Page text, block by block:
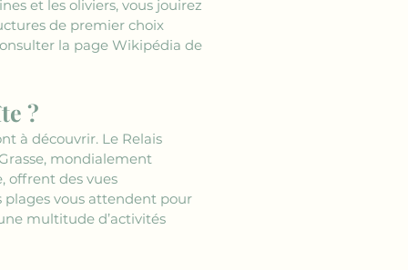
et les oliviers, vous jouirez
de premier choix
la page Wikipédia de
?
à découvrir. Le Relais
mondialement
offrent des vues
plages vous attendent pour
multitude d’activités